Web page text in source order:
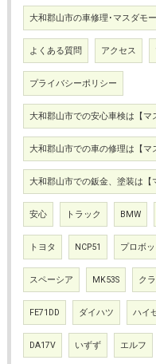
大和郡山市の車修理･マスダモ
よくある質問 アクセス
プライバシーポリシー
大和郡山市での安心車検は【マ
大和郡山市での車の修理は【マ
大和郡山市での鈑金、塗装は【
安心 トラック BMW
トヨタ NCP51 プロボ
スペーシア MK53S ク
FE71DD ダイハツ ハイ
DA17V いずず エルフ